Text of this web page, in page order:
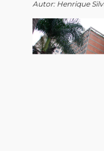
Autor: Henrique